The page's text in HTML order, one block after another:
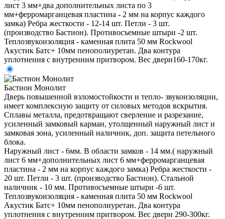
лист 3 мм+два дополнительных листа по 3
мм+ферромарганцевая пластина - 2 мм на корпус каждого
замка) Ребра жесткости - 12-14 шт. Петли - 3 шт.
(производство Бастион). Противосъемные штыри -2 шт.
Теплозвукоизоляция - каменная плита 50 мм Rockwool
Акустик Батс+ 10мм пенополиуретан. Два контура
уплотнения с внутренним притвором. Вес двери160-170кг.
Бастион Монолит
Дверь повышенной взломостойкости и тепло- звукоизоляции,
имеет комплексную защиту от силовых методов вскрытия.
Сплавы металла, предотвращают сверление и разрезание,
усиленный замковый карман, утолщенный наружный лист и
замковая зона, усиленный наличник, доп. защита петельного
блока.
Наружный лист - 6мм. В области замков - 14 мм.( наружный
лист 6 мм+дополнительных лист 6 мм+ферромарганцевая
пластина - 2 мм на корпус каждого замка) Ребра жесткости -
20 шт. Петли - 3 шт. (производство Бастион). Стальной
наличник - 10 мм. Противосъемные штыри -6 шт.
Теплозвукоизоляция - каменная плита 50 мм Rockwool
Акустик Батс+ 10мм пенополиуретан. Два контура
уплотнения с внутренним притвором. Вес двери 290-300кг.